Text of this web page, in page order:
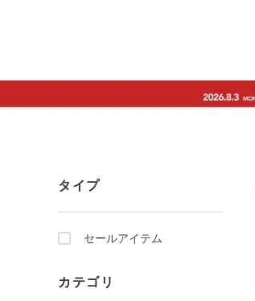
タイプ
セールアイテム
カテゴリ